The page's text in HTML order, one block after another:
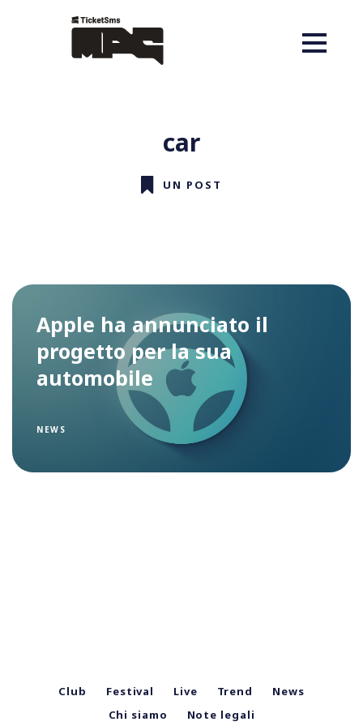
car
UN POST
Apple ha annunciato il
progetto per la sua
automobile
NEWS
Club Festival Live Trend
News
Chi siamo
Note legali